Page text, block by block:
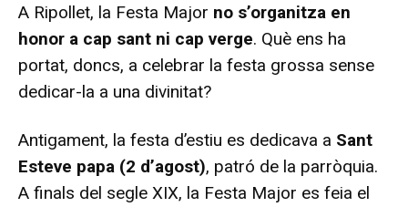
A Ripollet, la Festa Major no s’organitza en
honor a cap sant ni cap verge. Què ens ha
portat, doncs, a celebrar la festa grossa sense
dedicar-la a una divinitat?
Antigament, la festa d’estiu es dedicava a Sant
Esteve papa (2 d’agost), patró de la parròquia.
A finals del segle XIX, la Festa Major es feia el